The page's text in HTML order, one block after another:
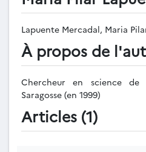
Lapuente Mercadal, Maria
À propos de
Chercheur en science
Saragosse (en 1999)
Articles (1)